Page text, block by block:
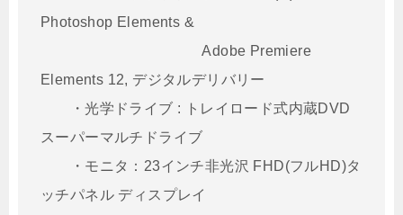
Photoshop Elements &
Adobe Premiere
Elements 12, デジタルデリバリー
・光学ドライブ : トレイロード式内蔵DVD
スーパーマルチドライブ
・モニタ：23インチ非光沢 FHD(フルHD)タ
ッチパネル ディスプレイ